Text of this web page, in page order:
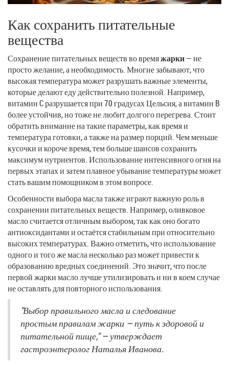
Как сохранить питательные
вещества
Сохранение питательных веществ во времяжарки— не
просто желание, а необходимость. Многие забывают, что
высокая температура может разрушать важные элементы,
которые делают еду действительно полезной. Например,
витамин C разрушается при 70 градусах Цельсия, а витамин B
более устойчив, но тоже не любит долгого перегрева. Стоит
обратить внимание на такие параметры, как время и
температура готовки, а также на размер порций. Чем меньше
кусочки и короче время, тем больше шансов сохранить
максимум нутриентов. Использование интенсивного огня на
первых этапах и затем плавное убывание температуры может
стать вашим помощником в этом вопросе.
Особенности выбора масла также играют важную роль в
сохранении питательных веществ. Например, оливковое
масло считается отличным выбором, так как оно богато
антиоксидантами и остаётся стабильным при относительно
высоких температурах. Важно отметить, что использование
одного и того же масла несколько раз может привести к
образованию вредных соединений. Это значит, что после
первой жарки масло лучше утилизировать и ни в коем случае
не оставлять для повторного использования.
"Выбор правильного масла и следование
простым правилам жарки — путь к здоровой и
питательной пище," — утверждает
гастроэнтеролог Наталья Иванова.